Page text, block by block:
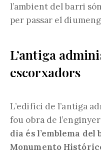
l’ambient del barri
per passar el
L’antiga
escorxadors
L’edifici de l’antiga
fou obra de
dia és l’emblema
Monumento